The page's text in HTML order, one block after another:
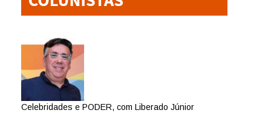
Celebridades e PODER, com Liberado Júnior